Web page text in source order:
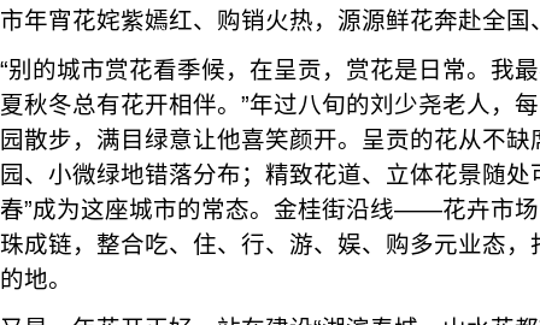
市年宵花姹紫嫣红、购销火热，源源鲜花奔赴全国
“别的城市赏花看季候，在呈贡，赏花是日常。我
夏秋冬总有花开相伴。”年过八旬的刘少尧老人，
园散步，满目绿意让他喜笑颜开。呈贡的花从不
园、小微绿地错落分布；精致花道、立体花景随处
春”成为这座城市的常态。金桂街沿线——花卉市
珠成链，整合吃、住、行、游、娱、购多元业态
的地。